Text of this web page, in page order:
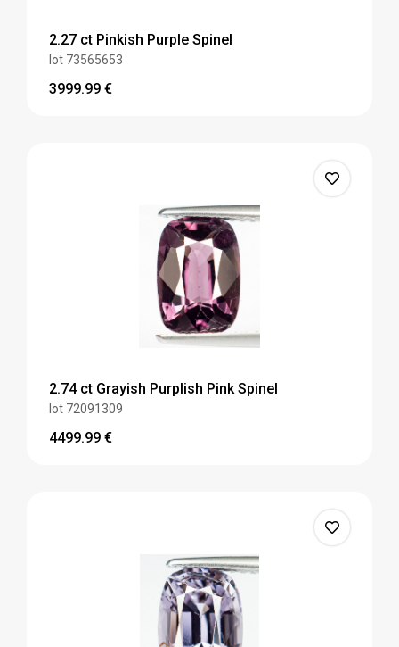
2.27 ct Pinkish Purple Spinel
lot 73565653
3999.99 €
2.74 ct Grayish Purplish Pink Spinel
lot 72091309
4499.99 €